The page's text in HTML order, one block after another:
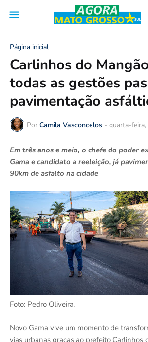
Página inicial
Carlinhos do
todas as gestões
pavimentação
Por Camila Vasconcelos - quarta-
Em três anos e meio, o chefe do poder
Gama e candidato a reeleição, já
90km de asfalto na cidade
Foto: Pedro Oliveira.
Novo Gama vive um momento de
vias urbanas graças ao prefeito Carlinhos